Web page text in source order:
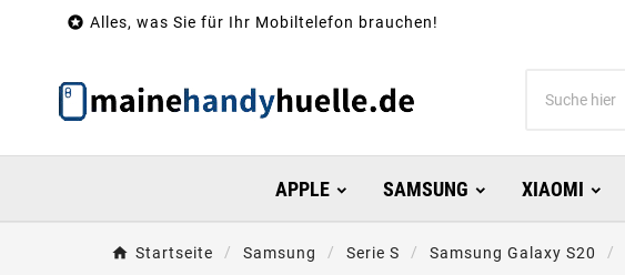
 Alles, was Sie für Ihr Mobiltelefon brauchen!
APPLE SAMSUNG XIAOMI
Startseite Samsung Serie S Samsung Galaxy S20